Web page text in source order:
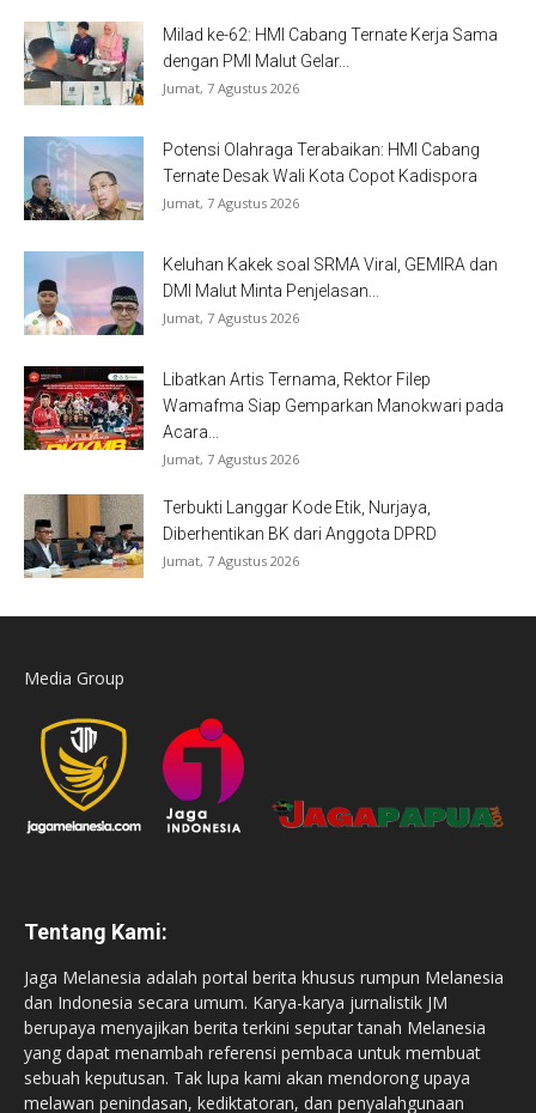
Milad ke-62: HMI Cabang Ternate Kerja Sama
dengan PMI Malut Gelar...
Jumat, 7 Agustus 2026
Potensi Olahraga Terabaikan: HMI Cabang
Ternate Desak Wali Kota Copot Kadispora
Jumat, 7 Agustus 2026
Keluhan Kakek soal SRMA Viral, GEMIRA dan
DMI Malut Minta Penjelasan...
Jumat, 7 Agustus 2026
Libatkan Artis Ternama, Rektor Filep
Wamafma Siap Gemparkan Manokwari pada
Acara...
Jumat, 7 Agustus 2026
Terbukti Langgar Kode Etik, Nurjaya,
Diberhentikan BK dari Anggota DPRD
Jumat, 7 Agustus 2026
Media Group
Tentang Kami:
Jaga Melanesia adalah portal berita khusus rumpun Melanesia
dan Indonesia secara umum. Karya-karya jurnalistik JM
berupaya menyajikan berita terkini seputar tanah Melanesia
yang dapat menambah referensi pembaca untuk membuat
sebuah keputusan. Tak lupa kami akan mendorong upaya
melawan penindasan, kediktatoran, dan penyalahgunaan